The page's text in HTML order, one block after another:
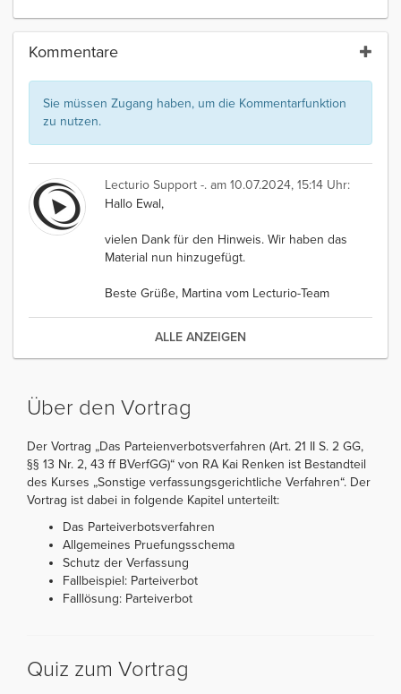
Kommentare
Sie müssen Zugang haben, um die Kommentarfunktion
zu nutzen.
Lecturio Support -. am 10.07.2024, 15:14 Uhr:
Hallo Ewal,
vielen Dank für den Hinweis. Wir haben das
Material nun hinzugefügt.
Beste Grüße, Martina vom Lecturio-Team
ALLE ANZEIGEN
Über den Vortrag
Der Vortrag „Das Parteienverbotsverfahren (Art. 21 II S. 2 GG,
§§ 13 Nr. 2, 43 ff BVerfGG)“ von RA Kai Renken ist Bestandteil
des Kurses „Sonstige verfassungsgerichtliche Verfahren“. Der
Vortrag ist dabei in folgende Kapitel unterteilt:
Das Parteiverbotsverfahren
Allgemeines Pruefungsschema
Schutz der Verfassung
Fallbeispiel: Parteiverbot
Falllösung: Parteiverbot
Quiz zum Vortrag